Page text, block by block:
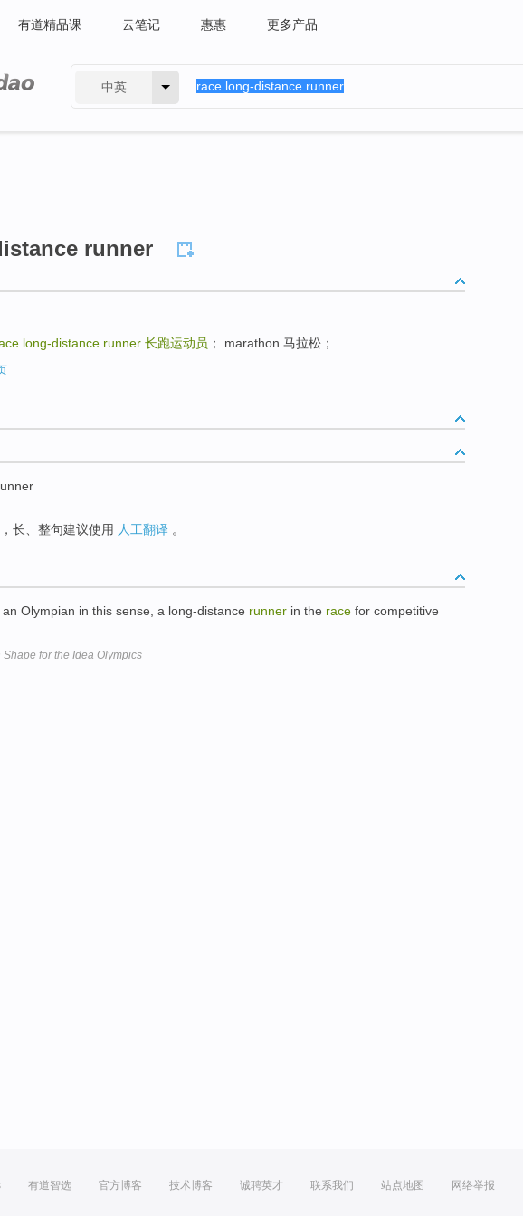
有道精品课 云笔记 惠惠 更多产品
中英
runner
long-distance runner 长跑运动员 ； marathon 马拉松； ...
长、整句建议使用 人工翻译 。
Olympian in this sense, a long-distance runner in the race for competitive
Shape for the Idea Olympics
有道智选 官方博客 技术博客 诚聘英才 联系我们 站点地图 网络举报